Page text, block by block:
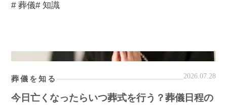
# 葬儀# 知識
葬儀を知る 2026.07.28
今日亡くなったらいつ葬式を行う？葬儀日程の